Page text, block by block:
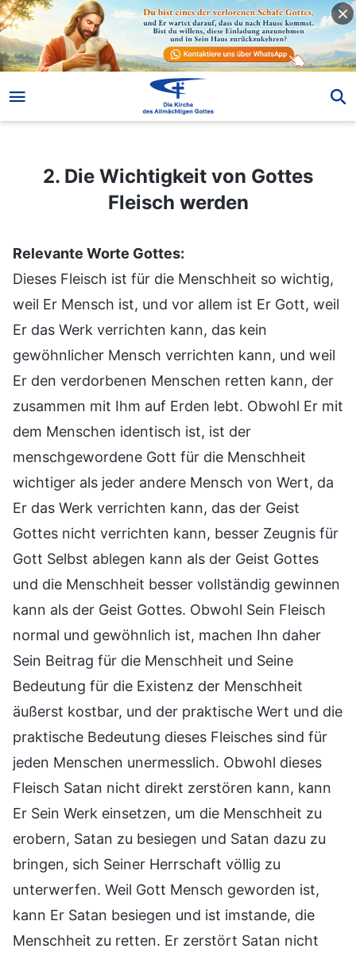
2. Die Wichtigkeit von Gottes Fleisch werden
2. Die Wichtigkeit von Gottes
Fleisch werden
Relevante Worte Gottes:
Dieses Fleisch ist für die Menschheit so wichtig,
weil Er Mensch ist, und vor allem ist Er Gott, weil
Er das Werk verrichten kann, das kein
gewöhnlicher Mensch verrichten kann, und weil
Er den verdorbenen Menschen retten kann, der
zusammen mit Ihm auf Erden lebt. Obwohl Er mit
dem Menschen identisch ist, ist der
menschgewordene Gott für die Menschheit
wichtiger als jeder andere Mensch von Wert, da
Er das Werk verrichten kann, das der Geist
Gottes nicht verrichten kann, besser Zeugnis für
Gott Selbst ablegen kann als der Geist Gottes
und die Menschheit besser vollständig gewinnen
kann als der Geist Gottes. Obwohl Sein Fleisch
normal und gewöhnlich ist, machen Ihn daher
Sein Beitrag für die Menschheit und Seine
Bedeutung für die Existenz der Menschheit
äußerst kostbar, und der praktische Wert und die
praktische Bedeutung dieses Fleisches sind für
jeden Menschen unermesslich. Obwohl dieses
Fleisch Satan nicht direkt zerstören kann, kann
Er Sein Werk einsetzen, um die Menschheit zu
erobern, Satan zu besiegen und Satan dazu zu
bringen, sich Seiner Herrschaft völlig zu
unterwerfen. Weil Gott Mensch geworden ist,
kann Er Satan besiegen und ist imstande, die
Menschheit zu retten. Er zerstört Satan nicht